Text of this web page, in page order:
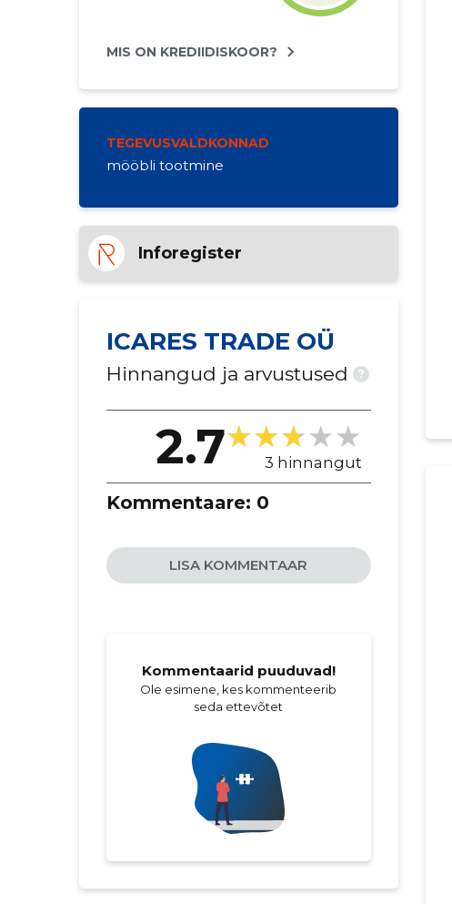
MIS ON KREDIIDISKOOR?
TEGEVUSVALDKONNAD
mööbli tootmine
Inforegister
ICARES TRADE OÜ
Hinnangud ja arvustused ?
2.7 3 hinnangut
Kommentaare: 0
LISA KOMMENTAAR
Kommentaarid puuduvad!
Ole esimene, kes kommenteerib
seda ettevõtet